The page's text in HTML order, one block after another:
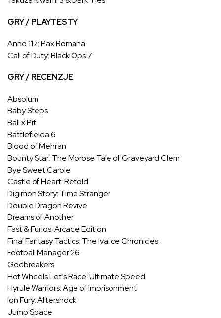
GRY / PLAYTESTY
Anno 117: Pax Romana
Call of Duty: Black Ops 7
GRY / RECENZJE
Absolum
Baby Steps
Ball x Pit
Battlefielda 6
Blood of Mehran
Bounty Star: The Morose Tale of Graveyard Clem
Bye Sweet Carole
Castle of Heart: Retold
Digimon Story: Time Stranger
Double Dragon Revive
Dreams of Another
Fast & Furios: Arcade Edition
Final Fantasy Tactics: The Ivalice Chronicles
Football Manager 26
Godbreakers
Hot Wheels Let’s Race: Ultimate Speed
Hyrule Warriors: Age of Imprisonment
Ion Fury: Aftershock
Jump Space